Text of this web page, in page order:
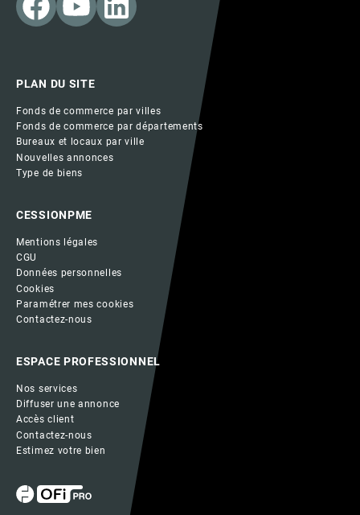
PLAN DU SITE
Fonds de commerce par villes
Fonds de commerce par départements
Bureaux et locaux par ville
Nouvelles annonces
Type de biens
CESSIONPME
Mentions légales
CGU
Données personnelles
Cookies
Paramétrer mes cookies
Contactez-nous
ESPACE PROFESSIONNEL
Nos services
Diffuser une annonce
Accès client
Contactez-nous
Estimez votre bien